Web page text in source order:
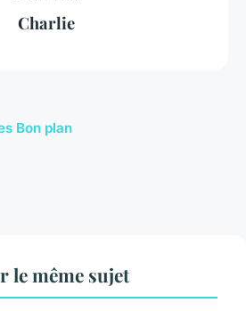
Charlie
Bon plan
le même sujet